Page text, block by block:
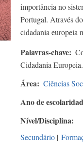
importância no
Portugal. Através
cidadania europeia
Palavras-chave
Cidadania Europeia.
Área Ciências
Ano de
Nível/Disciplina
Secundário |